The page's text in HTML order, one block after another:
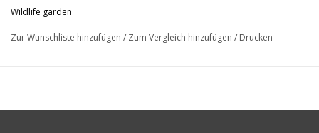
Wildlife garden
Zur Wunschliste hinzufügen / Zum Vergleich hinzufügen / Drucken